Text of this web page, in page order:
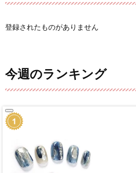
登録されたものがありません
今週のランキング